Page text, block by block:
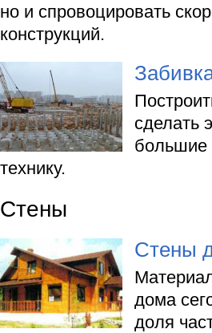
но и спровоцировать
конструкций.
сделать
большие
технику.
Стены
Стены
дома
доля